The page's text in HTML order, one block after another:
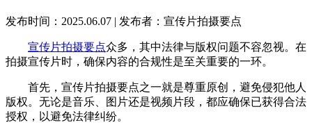
发布时间：2025.06.07 | 发布者：宣传片拍摄要点
宣传片拍摄要点众多，其中法律与版权问题不容忽视。在
拍摄宣传片时，确保内容的合规性是至关重要的一环。
首先，宣传片拍摄要点之一就是尊重原创，避免侵犯他人
版权。无论是音乐、图片还是视频片段，都应确保已获得合法
授权，以避免法律纠纷。